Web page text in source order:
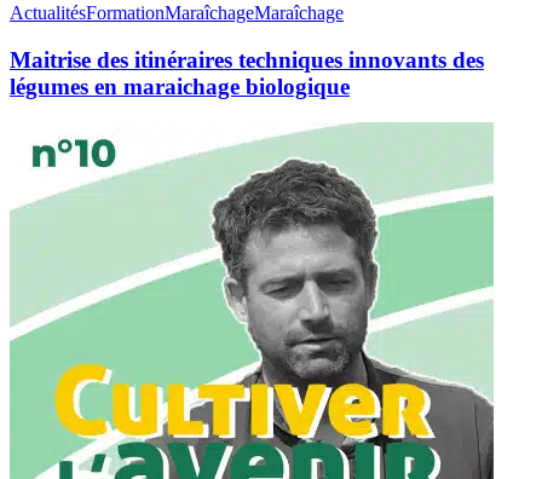
ActualitésFormationMaraîchageMaraîchage
Maitrise des itinéraires techniques innovants des
légumes en maraichage biologique
Cultiver
l’avenir,
favoriser
la
biodiversité